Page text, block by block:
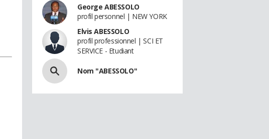
George ABESSOLO
profil personnel | NEW YORK
Elvis ABESSOLO
profil professionnel | SCI ET
SERVICE - Etudiant
Nom "ABESSOLO"